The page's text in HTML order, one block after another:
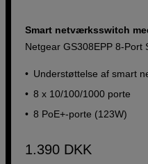
Smart netværksswitch
Netgear GS308EPP 8-Port
Understøttelse af smart
8 x 10/100/1000 porte
8 PoE+-porte (123W)
1.390 DKK